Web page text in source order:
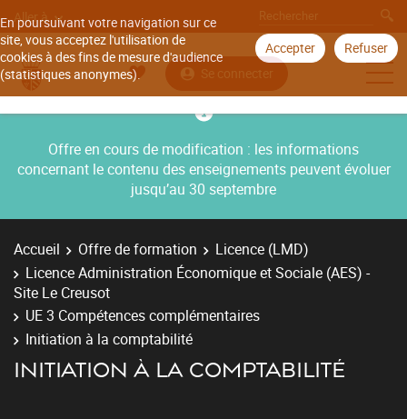
En poursuivant votre navigation sur ce
site, vous acceptez l'utilisation de
cookies à des fins de mesure d'audience
(statistiques anonymes).
Accepter Refuser
Aller à
Se connecter
Offre en cours de modification : les informations
concernant le contenu des enseignements peuvent évoluer
jusqu’au 30 septembre
Accueil Offre de formation
Licence (LMD)
Licence Administration Économique et Sociale (AES) -
Site Le Creusot
UE 3 Compétences complémentaires
Initiation à la comptabilité
INITIATION À LA COMPTABILITÉ